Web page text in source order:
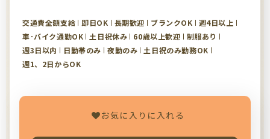
交通費全額支給 即日OK 長期歓迎 ブランクOK
週4日以上
車･バイク通勤OK
土日祝休み 60歳以上歓迎
制服あり
週3日以内
日勤帯のみ 夜勤のみ
土日祝のみ勤務OK
週1、2日からOK
お気に入りに入れる